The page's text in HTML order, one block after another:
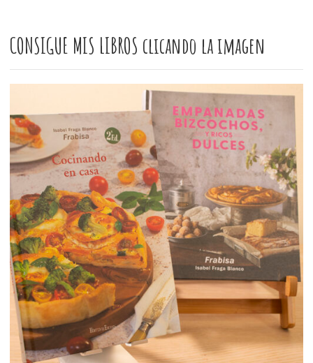
CONSIGUE MIS LIBROS clicando la imagen